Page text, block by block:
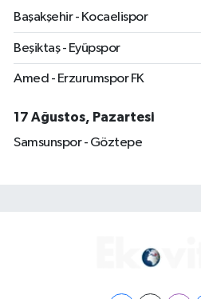
Başakşehir - Kocaelispor
Beşiktaş - Eyüpspor
Amed - Erzurumspor FK
17 Ağustos, Pazartesi
Samsunspor - Göztepe